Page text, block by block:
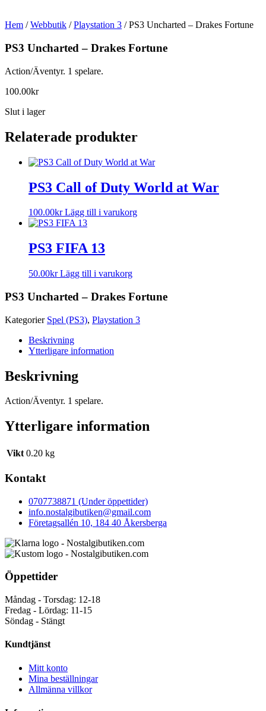
Hem /Webbutik /Playstation 3 / PS3 Uncharted – Drakes Fortune
PS3 Uncharted – Drakes Fortune
Action/Äventyr. 1 spelare.
100.00kr
Slut i lager
Relaterade produkter
PS3 Call of Duty World at War
100.00kr Lägg till i varukorg
PS3 FIFA 13
50.00kr Lägg till i varukorg
PS3 Uncharted – Drakes Fortune
Kategorier Spel (PS3), Playstation 3
Beskrivning
Ytterligare information
Beskrivning
Action/Äventyr. 1 spelare.
Ytterligare information
Vikt 0.20 kg
Kontakt
0707738871 (Under öppettider)
info.nostalgibutiken@gmail.com
Företagsallén 10, 184 40 Åkersberga
Öppettider
Måndag - Torsdag: 12-18
Fredag - Lördag: 11-15
Söndag - Stängt
Kundtjänst
Mitt konto
Mina beställningar
Allmänna villkor